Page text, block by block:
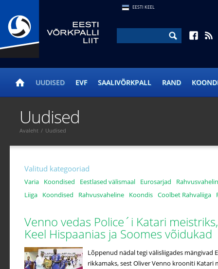
EESTI KEEL
UUDISED EVF SAALIVÕRKPALL RAND
Valitud kategooriad
Varia Koondised Eestlased välismaal Eurosarjad
Liiga
Koondised Rahvusvaheline Koondis Coolbet Rahvaliiga
Venno vedas Police´i Katari
Keel Hispaanias ja Soomes võidukad
Lõppenud nädal tegi välisliigades
rikkamaks, sest Oliver Venno krooniti Katari
Uudised
Avaleht / Uudised